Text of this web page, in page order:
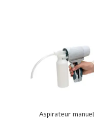
Aspirateur manuel